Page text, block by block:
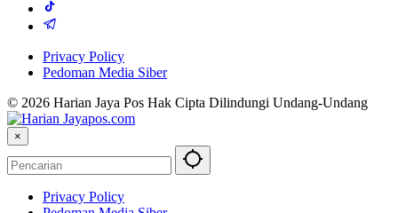
Privacy Policy
Pedoman Media Siber
© 2026 Harian Jaya Pos Hak Cipta Dilindungi Undang-Undang
×
Privacy Policy